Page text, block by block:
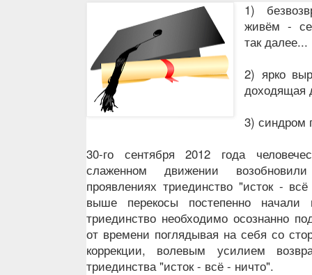
1)
живём -
так далее...
2) ярко
доходящая
3) синдром
30-го сентября 2012 года
слаженном движении
проявлениях триединство "исток -
выше перекосы постепенно начали
триединство необходимо осознанно
от времени поглядывая на себя со
коррекции, волевым усилием
триединства "исток - всё - ничто".